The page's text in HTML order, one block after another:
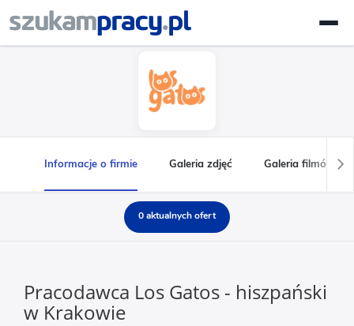
Informacje o firmie Galeria zdjęć Galeria filmów
0 aktualnych ofert
Pracodawca Los Gatos - hiszpański
w Krakowie